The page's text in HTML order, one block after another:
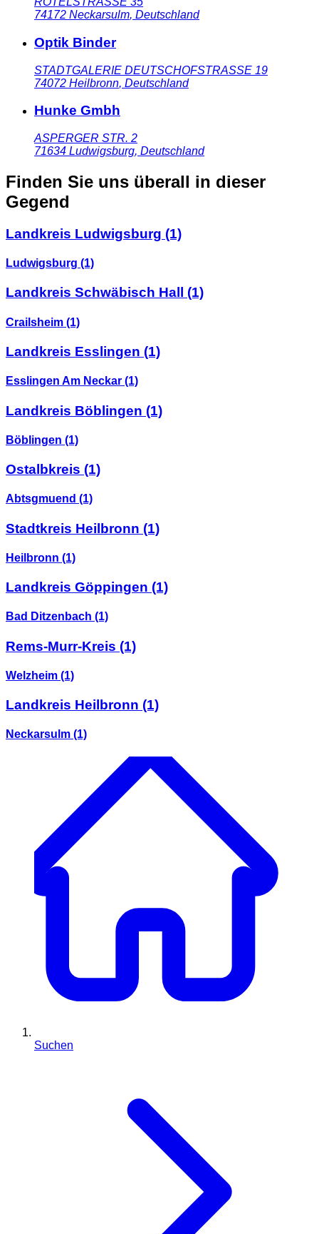
74172 Neckarsulm, Deutschland
Optik Binder
STADTGALERIE DEUTSCHOFSTRASSE 19
74072 Heilbronn, Deutschland
Hunke Gmbh
ASPERGER STR. 2
71634 Ludwigsburg, Deutschland
Finden Sie uns überall in dieser
Gegend
Landkreis Ludwigsburg (1)
Ludwigsburg (1)
Landkreis Schwäbisch Hall (1)
Crailsheim (1)
Landkreis Esslingen (1)
Esslingen Am Neckar (1)
Landkreis Böblingen (1)
Böblingen (1)
Ostalbkreis (1)
Abtsgmuend (1)
Stadtkreis Heilbronn (1)
Heilbronn (1)
Landkreis Göppingen (1)
Bad Ditzenbach (1)
Rems-Murr-Kreis (1)
Welzheim (1)
Landkreis Heilbronn (1)
Neckarsulm (1)
Suchen